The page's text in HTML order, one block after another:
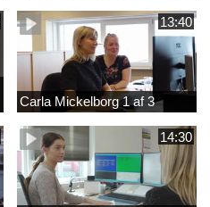
13:40
Carla Mickelborg 1 af 3
14:30